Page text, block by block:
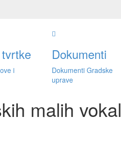
i
Dokumenti
Dokumenti Gradske
uprave
malih